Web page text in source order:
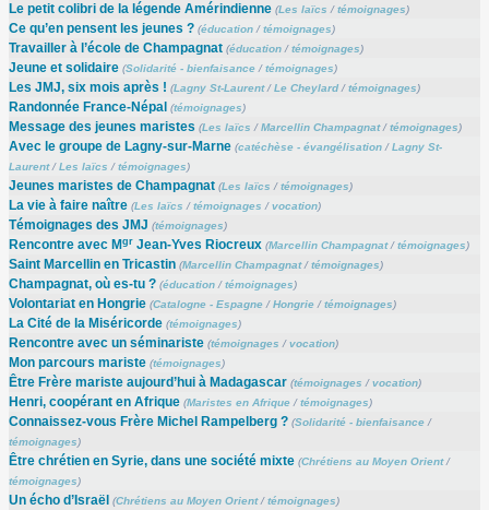
Le petit colibri de la légende Amérindienne (Les laïcs /témoignages)
Ce qu’en pensent les jeunes ? (éducation/témoignages)
Travailler à l’école de Champagnat (éducation/témoignages)
Jeune et solidaire (Solidarité - bienfaisance/témoignages)
Les JMJ, six mois après ! (Lagny St-Laurent/Le Cheylard/témoignages)
Randonnée France-Népal (témoignages)
Message des jeunes maristes (Les laïcs /Marcellin Champagnat/témoignages)
Avec le groupe de Lagny-sur-Marne (catéchèse - évangélisation/Lagny St-
Laurent/Les laïcs /témoignages)
Jeunes maristes de Champagnat (Les laïcs /témoignages)
La vie à faire naître (Les laïcs /témoignages /vocation)
Témoignages des JMJ (témoignages)
Rencontre avec MgrJean-Yves Riocreux (Marcellin Champagnat/témoignages)
Saint Marcellin en Tricastin (Marcellin Champagnat/témoignages)
Champagnat, où es-tu ? (éducation/témoignages)
Volontariat en Hongrie (Catalogne - Espagne/Hongrie/témoignages)
La Cité de la Miséricorde (témoignages)
Rencontre avec un séminariste (témoignages /vocation)
Mon parcours mariste (témoignages)
Être Frère mariste aujourd’hui à Madagascar (témoignages /vocation)
Henri, coopérant en Afrique (Maristes en Afrique/témoignages)
Connaissez-vous Frère Michel Rampelberg ? (Solidarité - bienfaisance/
témoignages)
Être chrétien en Syrie, dans une société mixte (Chrétiens au Moyen Orient/
témoignages)
Un écho d’Israël (Chrétiens au Moyen Orient/témoignages)